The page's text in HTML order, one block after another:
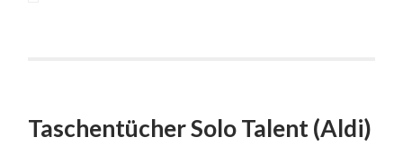
Taschentücher Solo Talent (Aldi)